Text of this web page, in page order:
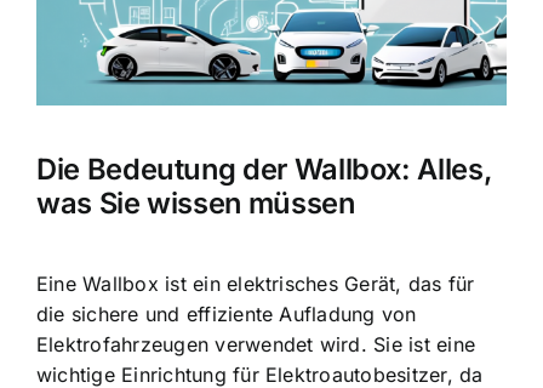
Die Bedeutung der Wallbox: Alles,
was Sie wissen müssen
Eine Wallbox ist ein elektrisches Gerät, das für
die sichere und effiziente Aufladung von
Elektrofahrzeugen verwendet wird. Sie ist eine
wichtige Einrichtung für Elektroautobesitzer, da